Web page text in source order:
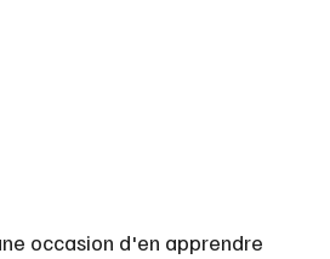
occasion d'en apprendre